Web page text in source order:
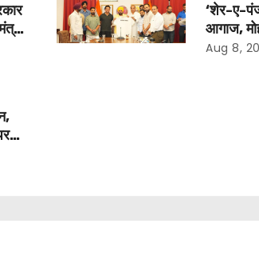
‘शेर-ए-
आगाज,
का रोमांच
Aug 8,